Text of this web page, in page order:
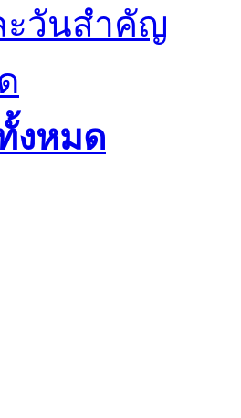
ะวันสำคัญ
งหมด